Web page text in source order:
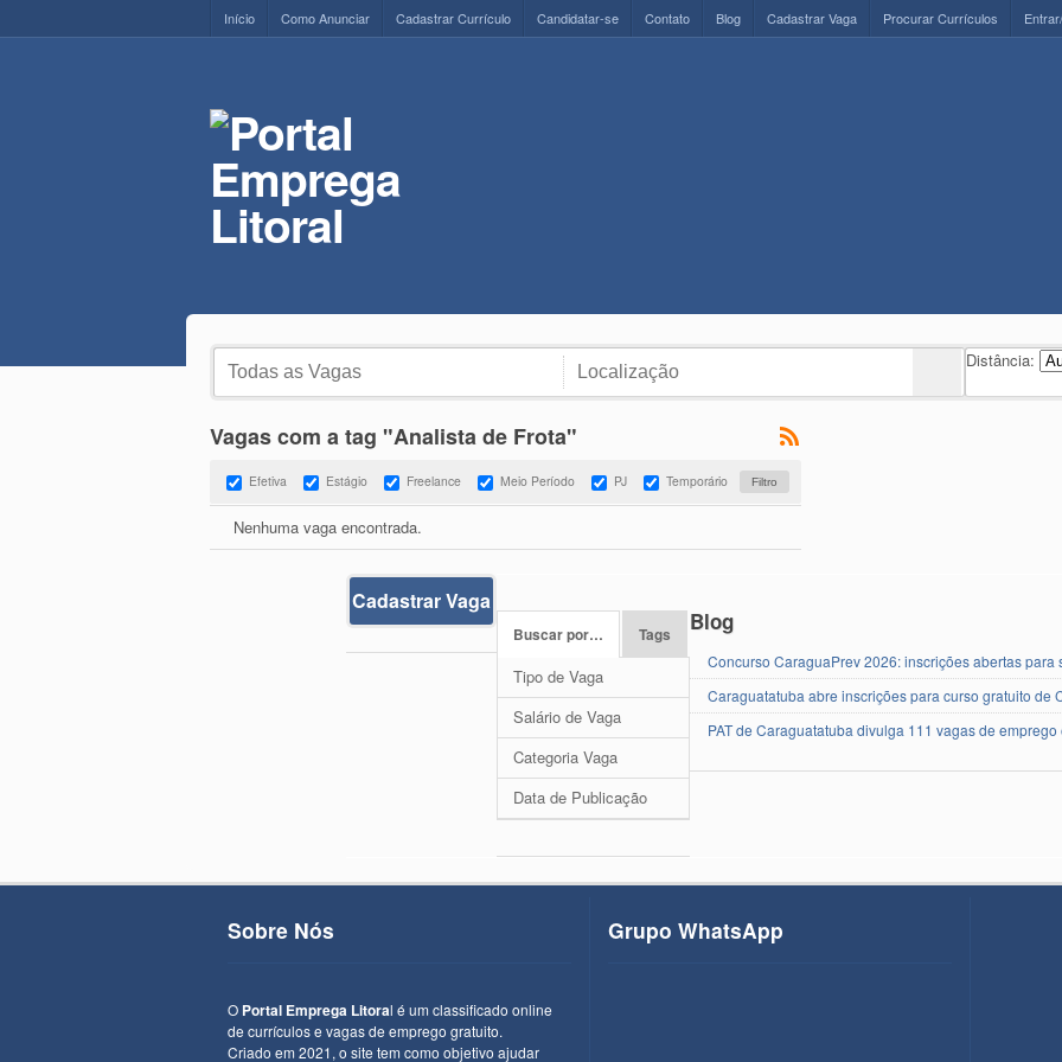
Início Como Anunciar Cadastrar Currículo Candidatar-se Contato Blog Procurar Currículos
Cadastrar Vaga
Distância:
Vagas com a tag "Analista de Frota"
Efetiva Estágio Freelance Meio Período PJ Temporário
Nenhuma vaga encontrada.
Cadastrar Vaga
Buscar por… Tags
Tipo de Vaga
Salário de Vaga
Categoria Vaga
Data de Publicação
Blog
Concurso CaraguaPrev 2026: inscrições abertas
Caraguatatuba abre inscrições para curso gratuito de
PAT de Caraguatatuba divulga 111 vagas de
Sobre Nós
O Portal Emprega Litoral é um classificado online
de currículos e vagas de emprego gratuito.
Criado em 2021, o site tem como objetivo ajudar
Grupo WhatsApp